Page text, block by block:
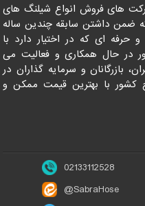
های فروش انواع شیلنگ های
ضمن داشتن سابقه چندین ساله
ای که در اختیار دارد با
در حال همکاری و فعالیت می
بازرگانان و سرمایه گذاران در
کشور با بهترین قیمت ممکن و
02133112528
@SabraHose
021-33112528